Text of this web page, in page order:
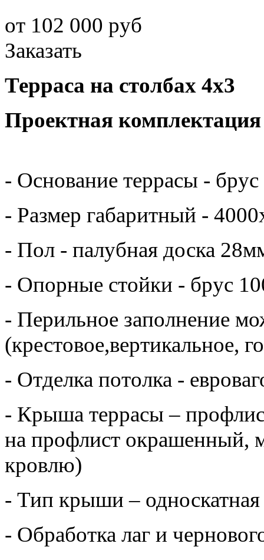
от 102 000 руб
Заказать
Терраса на столбах 4х3
Проектная
- Основание террасы -
- Размер габаритный -
- Пол - палубная доска
- Опорные стойки - брус
- Перильное заполнение
(крестовое,вертикальное,
- Отделка потолка -
- Крыша террасы –
на профлист окрашенный,
кровлю)
- Тип крыши – односкатная
- Обработка лаг и